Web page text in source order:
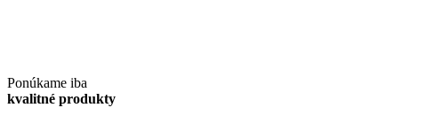
Ponúkame iba
kvalitné produkty